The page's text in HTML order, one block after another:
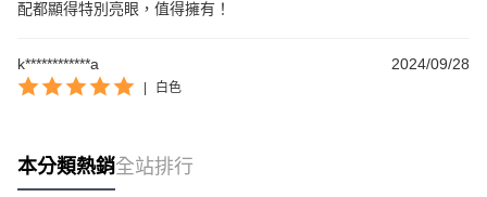
配都顯得特別亮眼，值得擁有！
k************a 2024/09/28
白色
本分類熱銷全站排行